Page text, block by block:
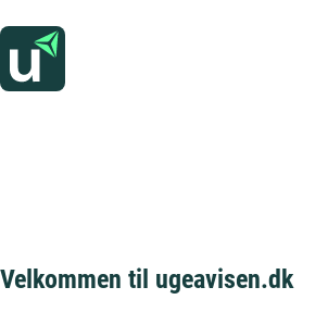
Velkommen til ugeavisen.dk